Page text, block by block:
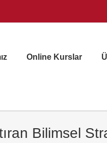
Online Kurslar
Bilimsel